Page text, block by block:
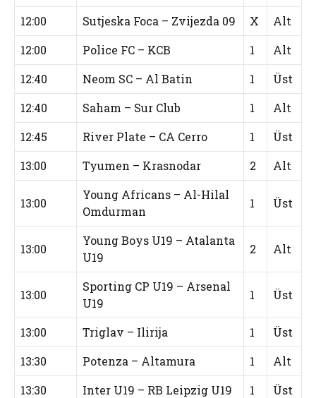
12:00 Sutjeska Foca – Zvijezda 09 X
Alt
12:00
Police FC – KCB 1
Alt
12:40
Neom SC – Al Batin 1
Üst
12:40
Saham – Sur Club 1
Alt
12:45
River Plate – CA Cerro 1
Üst
13:00
Tyumen – Krasnodar 2 Alt
13:00
Young Africans – Al-Hilal
Omdurman
1 Üst
13:00
Young Boys U19 – Atalanta
U19
2 Alt
13:00
Sporting CP U19 – Arsenal
U19
1 Üst
13:00 Triglav – Ilirija 1
Üst
13:30
Potenza – Altamura 1
Alt
13:30
Inter U19 – RB Leipzig U19 1 Üst